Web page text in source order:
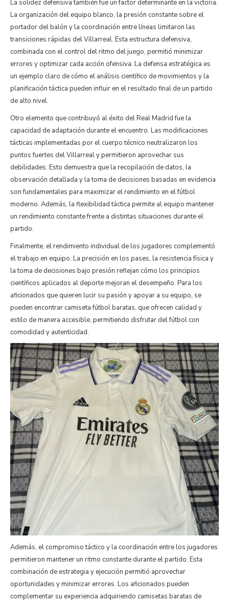
La solidez defensiva también fue un factor determinante en la victoria.
La organización del equipo blanco, la presión constante sobre el
portador del balón y la coordinación entre líneas limitaron las
transiciones rápidas del Villarreal. Esta estructura defensiva,
combinada con el control del ritmo del juego, permitió minimizar
errores y optimizar cada acción ofensiva. La defensa estratégica es
un ejemplo claro de cómo el análisis científico de movimientos y la
planificación táctica pueden influir en el resultado final de un partido
de alto nivel.
Otro elemento que contribuyó al éxito del Real Madrid fue la
capacidad de adaptación durante el encuentro. Las modificaciones
tácticas implementadas por el cuerpo técnico neutralizaron los
puntos fuertes del Villarreal y permitieron aprovechar sus
debilidades. Esto demuestra que la recopilación de datos, la
observación detallada y la toma de decisiones basadas en evidencia
son fundamentales para maximizar el rendimiento en el fútbol
moderno. Además, la flexibilidad táctica permite al equipo mantener
un rendimiento constante frente a distintas situaciones durante el
partido.
Finalmente, el rendimiento individual de los jugadores complementó
el trabajo en equipo. La precisión en los pases, la resistencia física y
la toma de decisiones bajo presión reflejan cómo los principios
científicos aplicados al deporte mejoran el desempeño. Para los
aficionados que quieren lucir su pasión y apoyar a su equipo, se
pueden encontrar camiseta fútbol baratas, que ofrecen calidad y
estilo de manera accesible, permitiendo disfrutar del fútbol con
comodidad y autenticidad.
Además, el compromiso táctico y la coordinación entre los jugadores
permitieron mantener un ritmo constante durante el partido. Esta
combinación de estrategia y ejecución permitió aprovechar
oportunidades y minimizar errores. Los aficionados pueden
complementar su experiencia adquiriendo camisetas baratas de